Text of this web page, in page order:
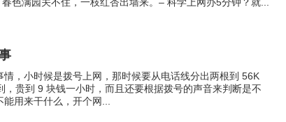
情，小时候是拨号上网，那时候要从电话线分出两根到 56K
贵到 9 块钱一小时，而且还要根据拨号的声音来判断是不
用来干什么，开个网...